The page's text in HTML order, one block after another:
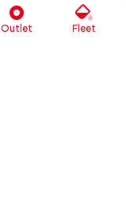
Outlet Fleet